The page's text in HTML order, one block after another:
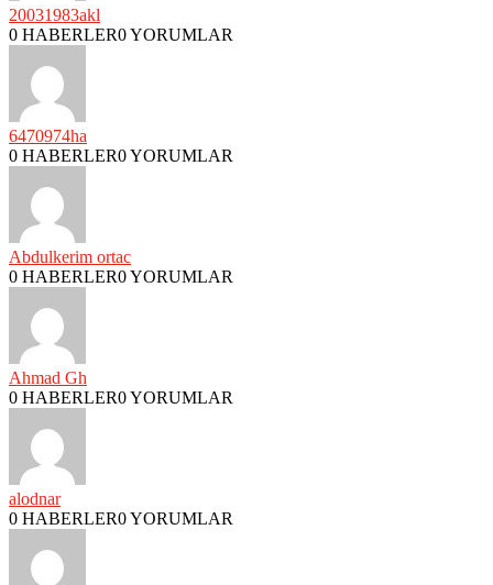
20031983akl
0 HABERLER0 YORUMLAR
6470974ha
0 HABERLER0 YORUMLAR
Abdulkerim ortac
0 HABERLER0 YORUMLAR
Ahmad Gh
0 HABERLER0 YORUMLAR
alodnar
0 HABERLER0 YORUMLAR